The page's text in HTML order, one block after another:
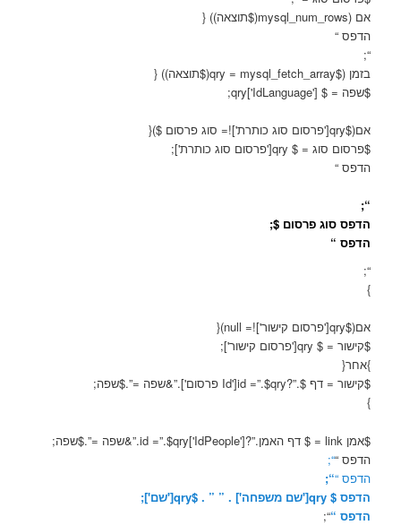
אם (mysql_num_rows($תוצאה)) {
הדפס “
“;
בזמן ($qry = mysql_fetch_array($תוצאה)) {
$שפה = $ qry['IdLanguage'];
אם($qry['פרסום סוג כותרת']!= סוג פרסום $){
$פרסום סוג = $ qry['פרסום סוג כותרת'];
הדפס “
“;
הדפס סוג פרסום $;
הדפס “
“;
}
אם($qry['פרסום קישור']!= null){
$קישור = $ qry['פרסום קישור'];
}אחר{
$קישור = דף $.”?id =”.$qry['Id פרסום'].”&שפה =”.$שפה;
}
$אמן link = $ דף האמן.”?id =”.$qry['IdPeople'].”&שפה =”.$שפה;
הדפס ““;
הדפס ““;
הדפס $ qry['שם משפחה'] . ” ” . $qry['שם'];
הדפס ““;